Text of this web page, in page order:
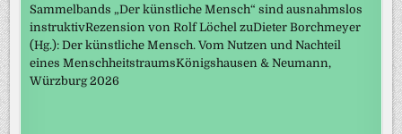
Sammelbands „Der künstliche Mensch“ sind ausnahmslos
instruktivRezension von Rolf Löchel zuDieter Borchmeyer
(Hg.): Der künstliche Mensch. Vom Nutzen und Nachteil
eines MenschheitstraumsKönigshausen & Neumann,
Würzburg 2026